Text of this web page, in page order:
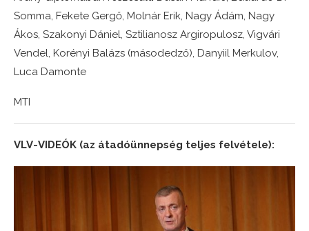
Somma, Fekete Gergő, Molnár Erik, Nagy Ádám, Nagy
Ákos, Szakonyi Dániel, Sztilianosz Argiropulosz, Vigvári
Vendel, Korényi Balázs (másodedző), Danyiil Merkulov,
Luca Damonte
MTI
VLV-VIDEÓK (az átadóünnepség teljes felvétele):